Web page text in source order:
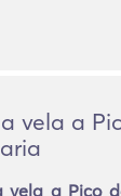
vela a
a Pico